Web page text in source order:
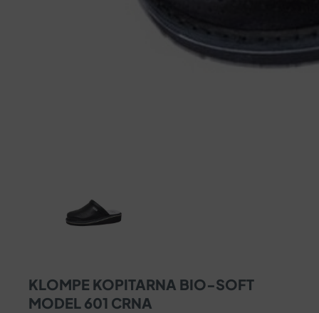
KLOMPE KOPITARNA BIO-SOFT
MODEL 601 CRNA